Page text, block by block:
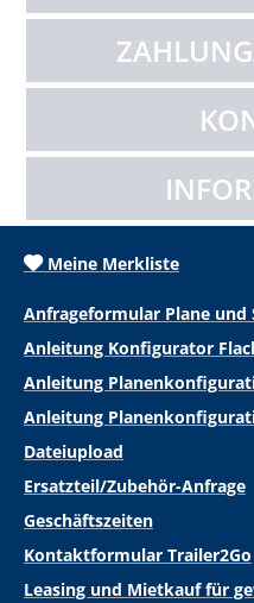
Meine Merkliste
Anfrageformular Plane und
Anleitung Konfigurator
Anleitung
Anleitung
Dateiupload
Ersatzteil/Zubehör-Anfrage
Geschäftszeiten
Kontaktformular Trailer2Go
Leasing und Mietkauf für